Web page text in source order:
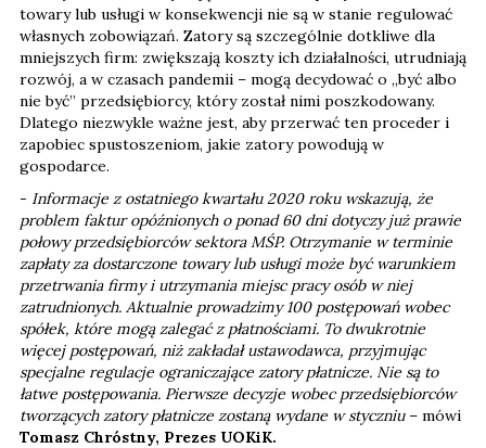
towary lub usługi w konsekwencji nie są w stanie regulować
własnych zobowiązań. Zatory są szczególnie dotkliwe dla
mniejszych firm: zwiększają koszty ich działalności, utrudniają
rozwój, a w czasach pandemii – mogą decydować o „być albo
nie być” przedsiębiorcy, który został nimi poszkodowany.
Dlatego niezwykle ważne jest, aby przerwać ten proceder i
zapobiec spustoszeniom, jakie zatory powodują w
gospodarce.
- Informacje z ostatniego kwartału 2020 roku wskazują, że
problem faktur opóźnionych o ponad 60 dni dotyczy już prawie
połowy przedsiębiorców sektora MŚP. Otrzymanie w terminie
zapłaty za dostarczone towary lub usługi może być warunkiem
przetrwania firmy i utrzymania miejsc pracy osób w niej
zatrudnionych. Aktualnie prowadzimy 100 postępowań wobec
spółek, które mogą zalegać z płatnościami. To dwukrotnie
więcej postępowań, niż zakładał ustawodawca, przyjmując
specjalne regulacje ograniczające zatory płatnicze. Nie są to
łatwe postępowania. Pierwsze decyzje wobec przedsiębiorców
tworzących zatory płatnicze zostaną wydane w styczniu – mówi
Tomasz Chróstny, Prezes UOKiK.